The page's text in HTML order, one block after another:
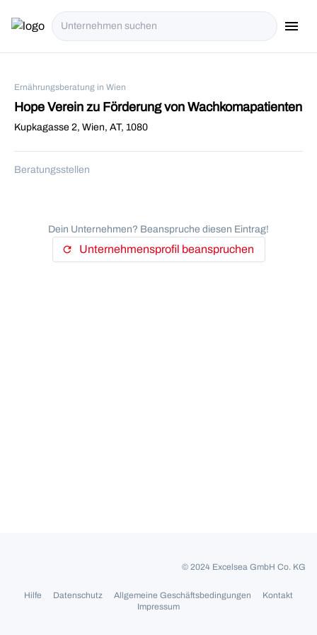
menu
Ernährungsberatung in Wien
Hope Verein zu Förderung von Wachkomapatienten
Kupkagasse 2, Wien, AT, 1080
Beratungsstellen
Dein Unternehmen? Beanspruche diesen Eintrag!
refresh Unternehmensprofil beanspruchen
© 2024 Excelsea GmbH Co. KG
Hilfe Datenschutz Allgemeine Geschäftsbedingungen
Kontakt
Impressum